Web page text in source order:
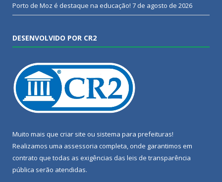
Porto de Moz é destaque na educação! 7 de agosto de 2026
DESENVOLVIDO POR CR2
Muito mais que criar site ou sistema para prefeituras!
Realizamos uma assessoria completa, onde garantimos em
contrato que todas as exigências das leis de transparência
pública serão atendidas.